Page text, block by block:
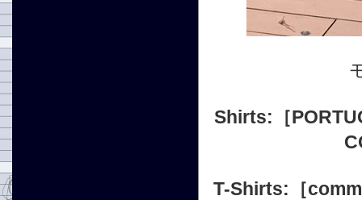
Shirts: ［
T-Shirts: ［